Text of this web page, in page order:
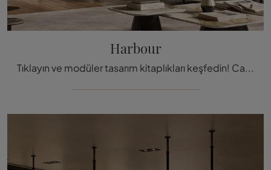
Harbour
Tıklayın ve modüler tasarım kitaplıkları keşfedin! Cattelan Italia'nın Harbour modeli dinamik ve işlevsel bir oturma odasını tamamlay